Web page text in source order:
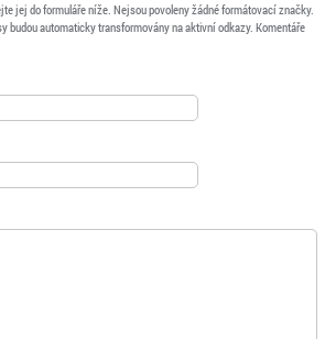
jej do formuláře níže. Nejsou povoleny žádné formátovací značky.
budou automaticky transformovány na aktivní odkazy. Komentáře